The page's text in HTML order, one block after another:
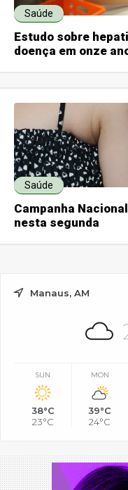
Saúde
Estudo sobre
doença em onze
Saúde
Campanha
nesta segunda
Manaus, AM
SUN
38°C
23°C
MON
39°C
24°C